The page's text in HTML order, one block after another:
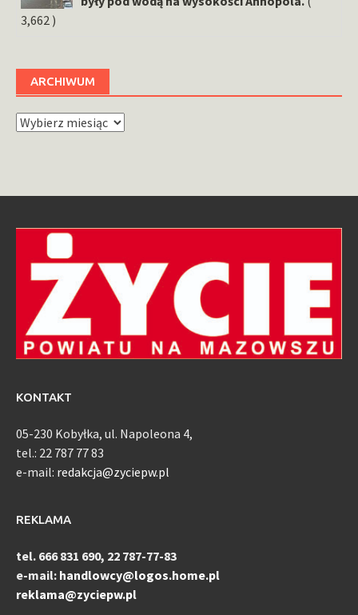
3,662 )
ARCHIWUM
Archiwum
KONTAKT
05-230 Kobyłka, ul. Napoleona 4,
tel.: 22 787 77 83
e-mail: redakcja@zyciepw.pl
REKLAMA
tel. 666 831 690, 22 787-77-83
e-mail: handlowcy@logos.home.pl
reklama@zyciepw.pl